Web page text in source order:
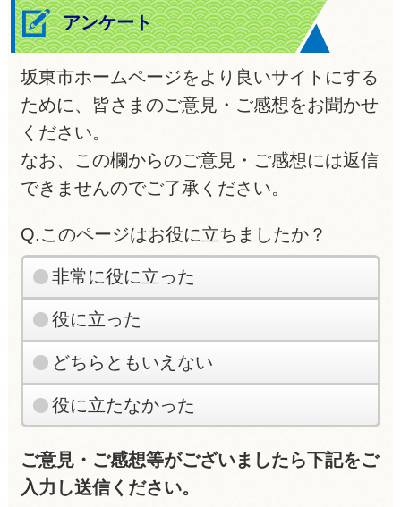
アンケート
坂東市ホームページをより良いサイトにする
ために、皆さまのご意見・ご感想をお聞かせ
ください。
なお、この欄からのご意見・ご感想には返信
できませんのでご了承ください。
Q.このページはお役に立ちましたか？
非常に役に立った
役に立った
どちらともいえない
役に立たなかった
ご意見・ご感想等がございましたら下記をご
入力し送信ください。